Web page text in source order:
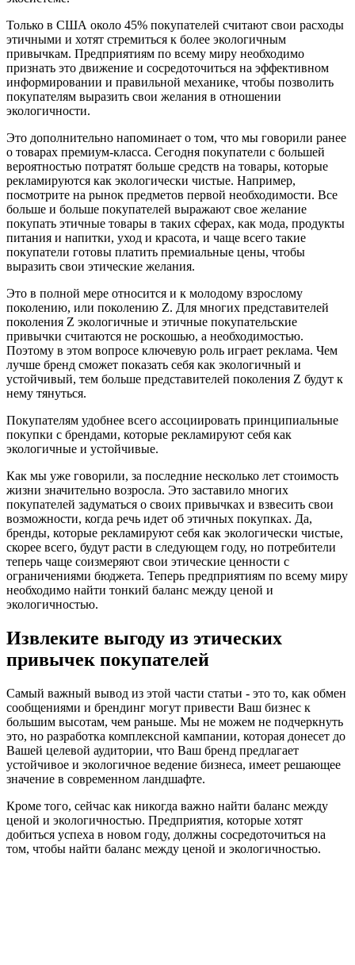
Только в США около 45% покупателей считают свои расходы
этичными и хотят стремиться к более экологичным
привычкам. Предприятиям по всему миру необходимо
признать это движение и сосредоточиться на эффективном
информировании и правильной механике, чтобы позволить
покупателям выразить свои желания в отношении
экологичности.
Это дополнительно напоминает о том, что мы говорили ранее
о товарах премиум-класса. Сегодня покупатели с большей
вероятностью потратят больше средств на товары, которые
рекламируются как экологически чистые. Например,
посмотрите на рынок предметов первой необходимости. Все
больше и больше покупателей выражают свое желание
покупать этичные товары в таких сферах, как мода, продукты
питания и напитки, уход и красота, и чаще всего такие
покупатели готовы платить премиальные цены, чтобы
выразить свои этические желания.
Это в полной мере относится и к молодому взрослому
поколению, или поколению Z. Для многих представителей
поколения Z экологичные и этичные покупательские
привычки считаются не роскошью, а необходимостью.
Поэтому в этом вопросе ключевую роль играет реклама. Чем
лучше бренд сможет показать себя как экологичный и
устойчивый, тем больше представителей поколения Z будут к
нему тянуться.
Покупателям удобнее всего ассоциировать принципиальные
покупки с брендами, которые рекламируют себя как
экологичные и устойчивые.
Как мы уже говорили, за последние несколько лет стоимость
жизни значительно возросла. Это заставило многих
покупателей задуматься о своих привычках и взвесить свои
возможности, когда речь идет об этичных покупках. Да,
бренды, которые рекламируют себя как экологически чистые,
скорее всего, будут расти в следующем году, но потребители
теперь чаще соизмеряют свои этические ценности с
ограничениями бюджета. Теперь предприятиям по всему миру
необходимо найти тонкий баланс между ценой и
экологичностью.
Извлеките выгоду из этических
привычек покупателей
Самый важный вывод из этой части статьи - это то, как обмен
сообщениями и брендинг могут привести Ваш бизнес к
большим высотам, чем раньше. Мы не можем не подчеркнуть
это, но разработка комплексной кампании, которая донесет до
Вашей целевой аудитории, что Ваш бренд предлагает
устойчивое и экологичное ведение бизнеса, имеет решающее
значение в современном ландшафте.
Кроме того, сейчас как никогда важно найти баланс между
ценой и экологичностью. Предприятия, которые хотят
добиться успеха в новом году, должны сосредоточиться на
том, чтобы найти баланс между ценой и экологичностью.